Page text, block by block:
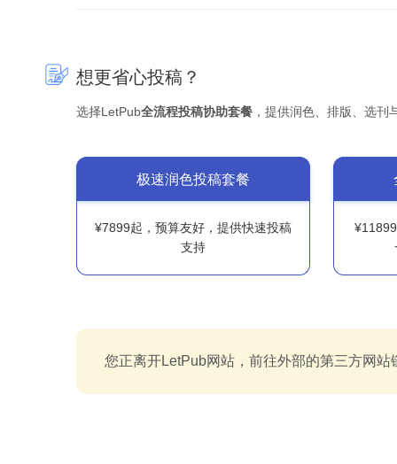
想更省心投稿？
选择LetPub全流程投稿协助套餐 ，提供润色、排版、选
极速润色投稿套餐
¥7899起，预算友好，提供快速投稿
支持
您正离开LetPub网站，前往外部的第三方网